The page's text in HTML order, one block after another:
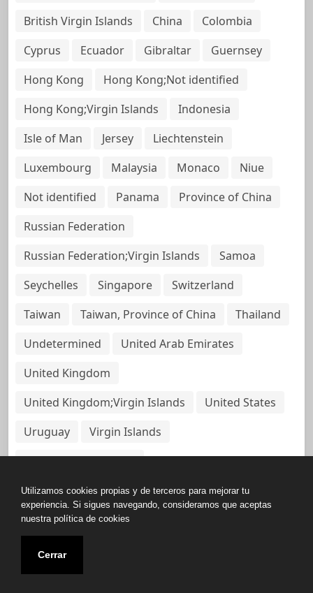
British Virgin Islands
China
Colombia
Cyprus
Ecuador Gibraltar
Guernsey
Hong Kong
Hong Kong;Not identified
Hong Kong;Virgin Islands
Indonesia
Isle of Man
Jersey
Liechtenstein
Luxembourg
Malaysia Monaco
Niue
Not identified
Panama
Province of China
Russian Federation
Russian Federation;Virgin Islands
Samoa
Seychelles
Singapore
Switzerland
Taiwan
Taiwan, Province of China
Thailand
Undetermined
United Arab Emirates
United Kingdom
United Kingdom;Virgin Islands
United States
Uruguay
Virgin Islands
Virgin Islands, British
Copyright © All rights reserved.
Base de Datos de Papeles Del Panamá
Utilizamos cookies propias y de terceros para mejorar tu
experiencia. Si sigues navegando, consideramos que aceptas
nuestra política de cookies
Cerrar